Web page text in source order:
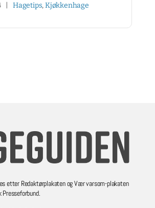
Hagetips,Kjøkkenhage
etter Redaktørplakaten og Vær varsom-plakaten